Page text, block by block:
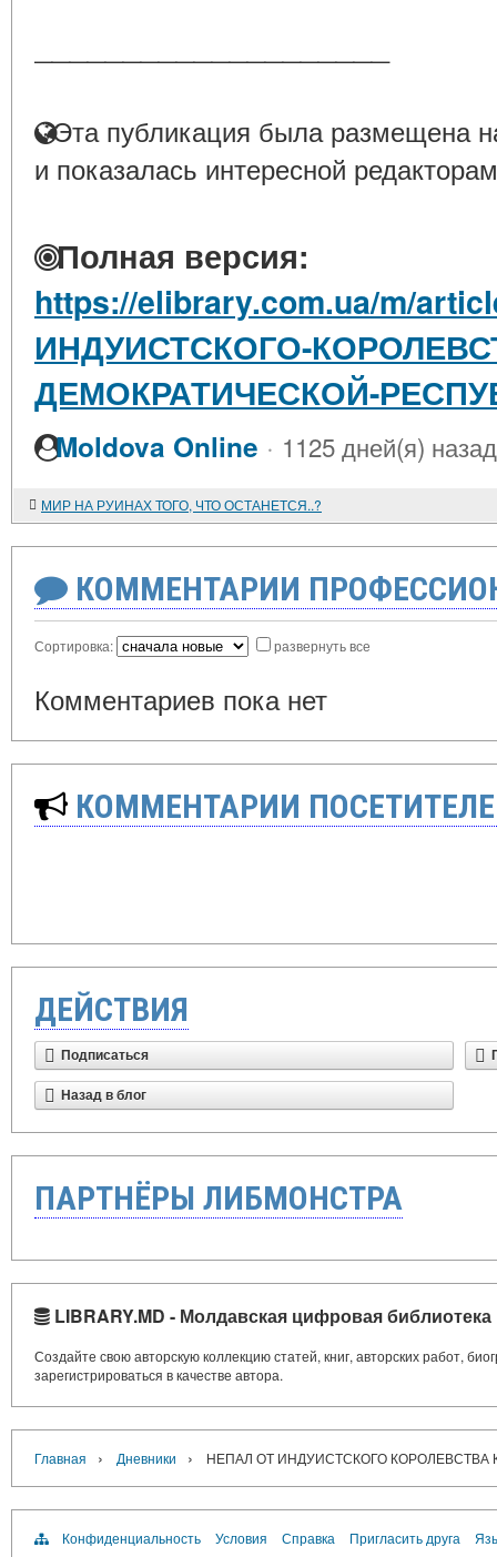
Эта публикация была размещена
и показалась интересной
Полная версия:
https://elibrary.com.ua/m/
ИНДУИСТСКОГО-
ДЕМОКРАТИЧЕСКОЙ-
Moldova Online · 1125 дней(я) назад
МИР НА РУИНАХ ТОГО, ЧТО ОСТАНЕТСЯ..?
КОММЕНТАРИИ
Сортировка: развернуть все
Комментариев пока нет
КОММЕНТАРИИ
ДЕЙСТВИЯ
Подписаться
Назад в блог
ПАРТНЁРЫ ЛИБМОНСТРА
LIBRARY.MD - Молдавская цифровая библиотека
Создайте свою авторскую коллекцию статей, книг, авторских работ,
зарегистрироваться в качестве автора.
Главная › Дневники › НЕПАЛ ОТ ИНДУИСТСКОГО КОРОЛЕВСТВА
Конфиденциальность Условия Справка Пригласить друга